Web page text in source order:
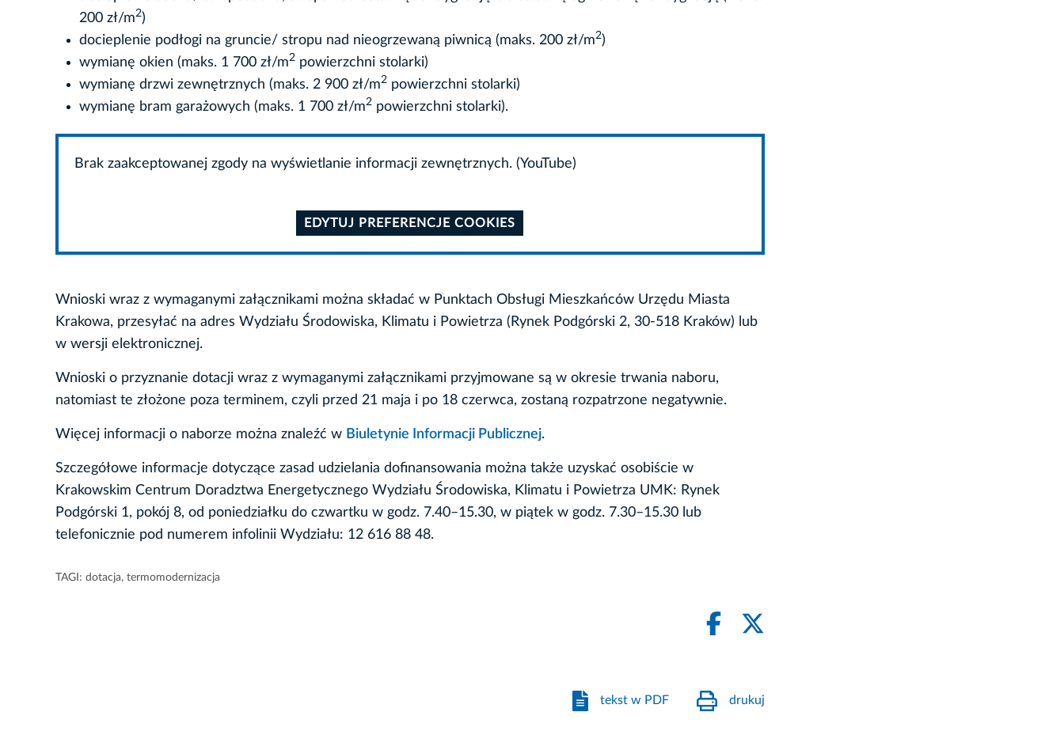
200 zł/m2)
docieplenie podłogi na gruncie/ stropu nad nieogrzewaną piwnicą (maks. 200 zł/m2)
wymianę okien (maks. 1 700 zł/m2 powierzchni stolarki)
wymianę drzwi zewnętrznych (maks. 2 900 zł/m2 powierzchni stolarki)
wymianę bram garażowych (maks. 1 700 zł/m2 powierzchni stolarki).
Brak zaakceptowanej zgody na wyświetlanie informacji zewnętrznych. (YouTube)
EDYTUJ PREFERENCJE COOKIES
Wnioski wraz z wymaganymi załącznikami można składać w Punktach Obsługi Mieszkańców Urzędu Miasta
Krakowa, przesyłać na adres Wydziału Środowiska, Klimatu i Powietrza (Rynek Podgórski 2, 30-518 Kraków) lub
w wersji elektronicznej.
Wnioski o przyznanie dotacji wraz z wymaganymi załącznikami przyjmowane są w okresie trwania naboru,
natomiast te złożone poza terminem, czyli przed 21 maja i po 18 czerwca, zostaną rozpatrzone negatywnie.
Więcej informacji o naborze można znaleźć w Biuletynie Informacji Publicznej.
Szczegółowe informacje dotyczące zasad udzielania dofinansowania można także uzyskać osobiście w
Krakowskim Centrum Doradztwa Energetycznego Wydziału Środowiska, Klimatu i Powietrza UMK: Rynek
Podgórski 1, pokój 8, od poniedziałku do czwartku w godz. 7.40–15.30, w piątek w godz. 7.30–15.30 lub
telefonicznie pod numerem infolinii Wydziału: 12 616 88 48.
TAGI: dotacja, termomodernizacja
tekst w PDF drukuj